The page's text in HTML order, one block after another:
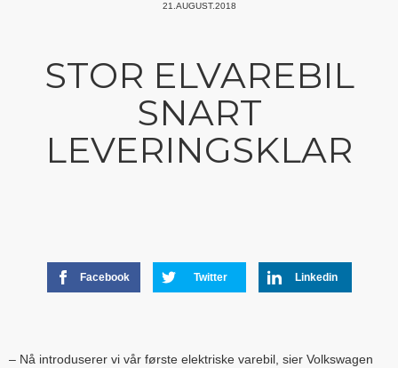
21.AUGUST.2018
STOR ELVAREBIL
SNART
LEVERINGSKLAR
Facebook Twitter Linkedin
– Nå introduserer vi vår første elektriske varebil, sier Volkswagen